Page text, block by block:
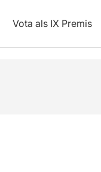
Vota als IX Premis